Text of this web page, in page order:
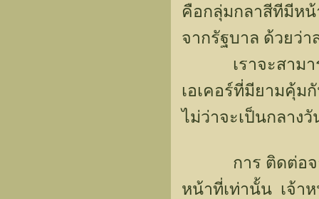
คือกลุ่มกลาสีทีมีหน้
จากรัฐบาล ด้วยว่า
เราจะสามารถ
เอเคอร์ที่มียามคุ้ม
ไม่ว่าจะเป็นกลาง
การ ติดต่อจากภ
หน้าที่เท่านั้น เจ้าห